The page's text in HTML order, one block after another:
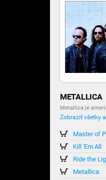
METALLICA
Metallica je
Zobraziť všetky
Master of
Kill 'Em All
Ride the
Metallica